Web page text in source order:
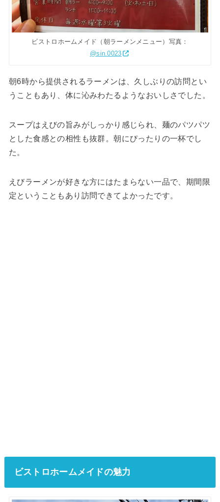
ビストロホームメイド（朝ラーメンメニュー）写真：
@sin.0023
朝6時から提供されるラーメンは、久しぶりの訪問とい
うこともあり、体に沁みわたるようなおいしさでした。
スープはえびの旨みがしっかり感じられ、麺のパツパツ
とした食感との相性も抜群。朝にぴったりの一杯でし
た。
えびラーメンが好きな方にはたまらない一品で、期間限
定ということもあり訪問できてよかったです。
ビストロホームメイドの魅力